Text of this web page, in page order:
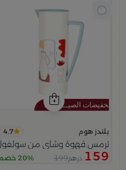
بلندز هوم 4.7
ترمس قهوة وشاي من سولفول
159 درهم199 20% خصم